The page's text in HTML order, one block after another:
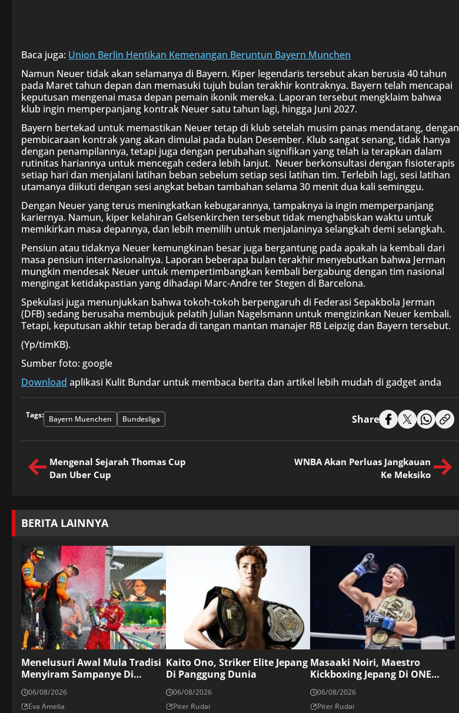
Baca juga: Union Berlin Hentikan Kemenangan Beruntun Bayern Munchen
Namun Neuer tidak akan selamanya di Bayern. Kiper legendaris tersebut akan berusia 40 tahun
pada Maret tahun depan dan memasuki tujuh bulan terakhir kontraknya. Bayern telah mencapai
keputusan mengenai masa depan pemain ikonik mereka. Laporan tersebut mengklaim bahwa
klub ingin memperpanjang kontrak Neuer satu tahun lagi, hingga Juni 2027.
Bayern bertekad untuk memastikan Neuer tetap di klub setelah musim panas mendatang, dengan
pembicaraan kontrak yang akan dimulai pada bulan Desember. Klub sangat senang, tidak hanya
dengan penampilannya, tetapi juga dengan perubahan signifikan yang telah ia terapkan dalam
rutinitas hariannya untuk mencegah cedera lebih lanjut. Neuer berkonsultasi dengan fisioterapis
setiap hari dan menjalani latihan beban sebelum setiap sesi latihan tim. Terlebih lagi, sesi latihan
utamanya diikuti dengan sesi angkat beban tambahan selama 30 menit dua kali seminggu.
Dengan Neuer yang terus meningkatkan kebugarannya, tampaknya ia ingin memperpanjang
kariernya. Namun, kiper kelahiran Gelsenkirchen tersebut tidak menghabiskan waktu untuk
memikirkan masa depannya, dan lebih memilih untuk menjalaninya selangkah demi selangkah.
Pensiun atau tidaknya Neuer kemungkinan besar juga bergantung pada apakah ia kembali dari
masa pensiun internasionalnya. Laporan beberapa bulan terakhir menyebutkan bahwa Jerman
mungkin mendesak Neuer untuk mempertimbangkan kembali bergabung dengan tim nasional
mengingat ketidakpastian yang dihadapi Marc-Andre ter Stegen di Barcelona.
Spekulasi juga menunjukkan bahwa tokoh-tokoh berpengaruh di Federasi Sepakbola Jerman
(DFB) sedang berusaha membujuk pelatih Julian Nagelsmann untuk mengizinkan Neuer kembali.
Tetapi, keputusan akhir tetap berada di tangan mantan manajer RB Leipzig dan Bayern tersebut.
(Yp/timKB).
Sumber foto: google
Download aplikasi Kulit Bundar untuk membaca berita dan artikel lebih mudah di gadget anda
Tags: Bayern Muenchen Bundesliga Share
Mengenal Sejarah Thomas Cup
Dan Uber Cup
WNBA Akan Perluas Jangkauan
Ke Meksiko
BERITA LAINNYA
Menelusuri Awal Mula Tradisi
Menyiram Sampanye Di
Podium
06/08/2026
Eva Amelia
Kaito Ono, Striker Elite Jepang
Di Panggung Dunia
06/08/2026
Piter Rudai
Masaaki Noiri, Maestro
Kickboxing Jepang Di ONE
Championship
06/08/2026
Piter Rudai